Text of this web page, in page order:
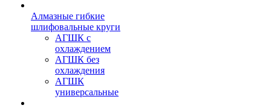
Алмазные гибкие
шлифовальные круги
АГШК с
охлаждением
АГШК без
охлаждения
АГШК
универсальные